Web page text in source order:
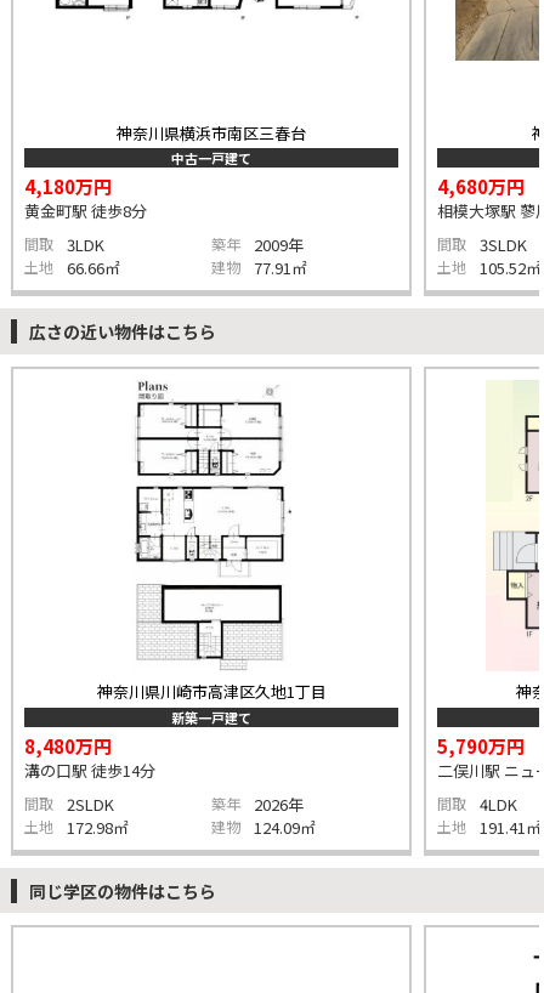
神奈川県横浜市南区三春台
中古一戸建て
4,180万円
黄金町駅 徒歩8分
間取 3LDK 築年 2009年
土地 66.66㎡ 建物 77.91㎡
4,680万円
相模大塚駅 蓼
間取 3SLDK
土地 105.52㎡
広さの近い物件はこちら
神奈川県川崎市高津区久地1丁目
新築一戸建て
8,480万円
溝の口駅 徒歩14分
間取 2SLDK 築年 2026年
土地 172.98㎡ 建物 124.09㎡
神
5,790万円
二俣川駅 ニュ
間取 4LDK
土地 191.41㎡
同じ学区の物件はこちら